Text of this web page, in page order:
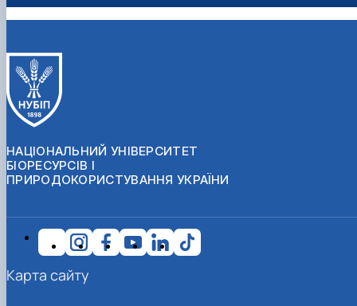
НАЦІОНАЛЬНИЙ УНІВЕРСИТЕТ
БІОРЕСУРСІВ І
ПРИРОДОКОРИСТУВАННЯ УКРАЇНИ
Карта сайту